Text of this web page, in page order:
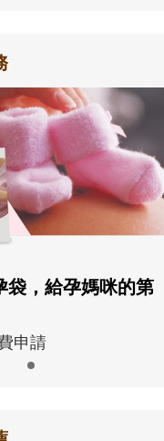
袋，給孕媽咪的第
申請